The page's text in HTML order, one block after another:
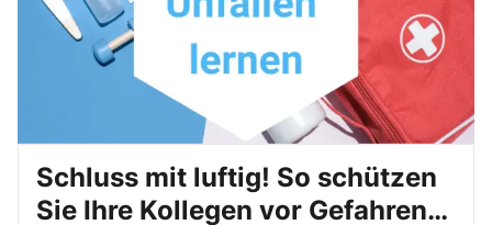
Schluss mit luftig! So schützen
Sie Ihre Kollegen vor Gefahren